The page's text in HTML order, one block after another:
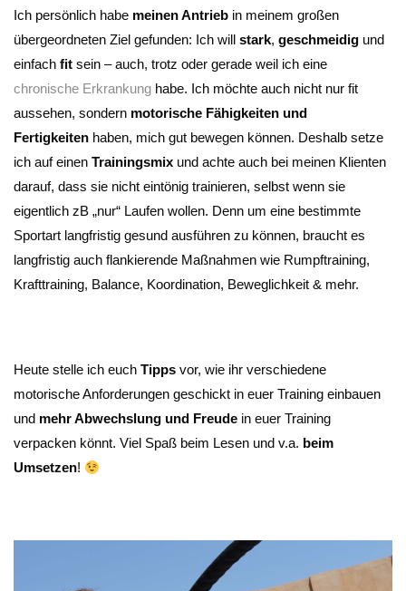
Ich persönlich habe meinen Antrieb in meinem großen
übergeordneten Ziel gefunden: Ich will stark, geschmeidig und
einfach fit sein – auch, trotz oder gerade weil ich eine
chronische Erkrankung habe. Ich möchte auch nicht nur fit
aussehen, sondern motorische Fähigkeiten und
Fertigkeiten haben, mich gut bewegen können. Deshalb setze
ich auf einen Trainingsmix und achte auch bei meinen Klienten
darauf, dass sie nicht eintönig trainieren, selbst wenn sie
eigentlich zB „nur“ Laufen wollen. Denn um eine bestimmte
Sportart langfristig gesund ausführen zu können, braucht es
langfristig auch flankierende Maßnahmen wie Rumpftraining,
Krafttraining, Balance, Koordination, Beweglichkeit & mehr.
Heute stelle ich euch Tipps vor, wie ihr verschiedene
motorische Anforderungen geschickt in euer Training einbauen
und mehr Abwechslung und Freude in euer Training
verpacken könnt. Viel Spaß beim Lesen und v.a. beim
Umsetzen!